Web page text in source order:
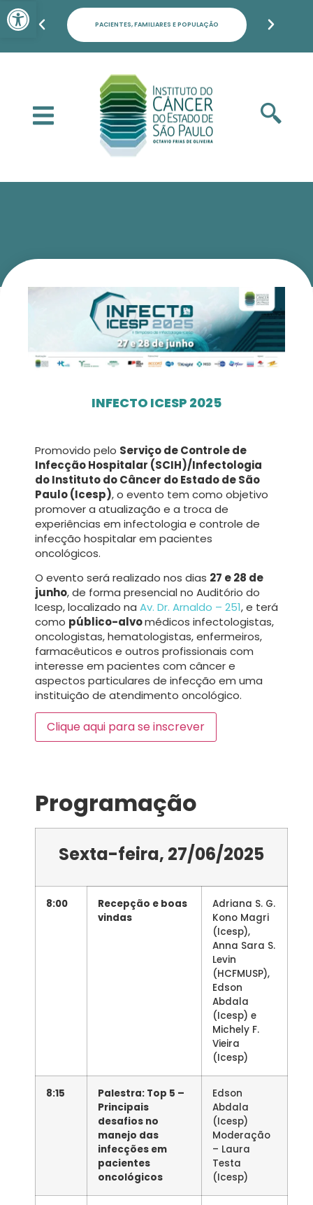
Barra de Ferramentas
PACIENTES, FAMILIARES E POPULAÇÃO
INFECTO ICESP 2025
Promovido pelo Serviço de Controle de
Infecção Hospitalar (SCIH)/Infectologia
do Instituto do Câncer do Estado de São
Paulo (Icesp), o evento tem como objetivo
promover a atualização e a troca de
experiências em infectologia e controle de
infecção hospitalar em pacientes
oncológicos.
O evento será realizado nos dias 27 e 28 de
junho, de forma presencial no Auditório do
Icesp, localizado na Av. Dr. Arnaldo – 251, e terá
como público-alvomédicos infectologistas,
oncologistas, hematologistas, enfermeiros,
farmacêuticos e outros profissionais com
interesse em pacientes com câncer e
aspectos particulares de infecção em uma
instituição de atendimento oncológico.
Clique aqui para se inscrever
Programação
Sexta-feira, 27/06/2025
8:00
Recepção e boas
vindas
Adriana S. G.
Kono Magri
(Icesp),
Anna Sara S.
Levin
(HCFMUSP),
Edson
Abdala
(Icesp) e
Michely F.
Vieira
(Icesp)
8:15
Palestra: Top 5 –
Principais
desafios no
manejo das
infecções em
pacientes
oncológicos
Edson
Abdala
(Icesp)
Moderação
– Laura
Testa
(Icesp)